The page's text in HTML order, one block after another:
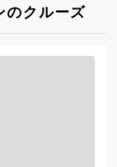
のクルーズ